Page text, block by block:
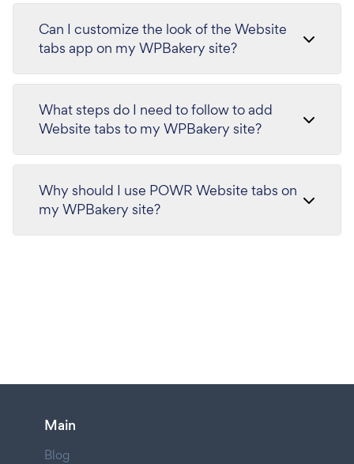
Can I customize the look of the Website
tabs app on my WPBakery site?
What steps do I need to follow to add
Website tabs to my WPBakery site?
Why should I use POWR Website tabs on
my WPBakery site?
Main
Blog